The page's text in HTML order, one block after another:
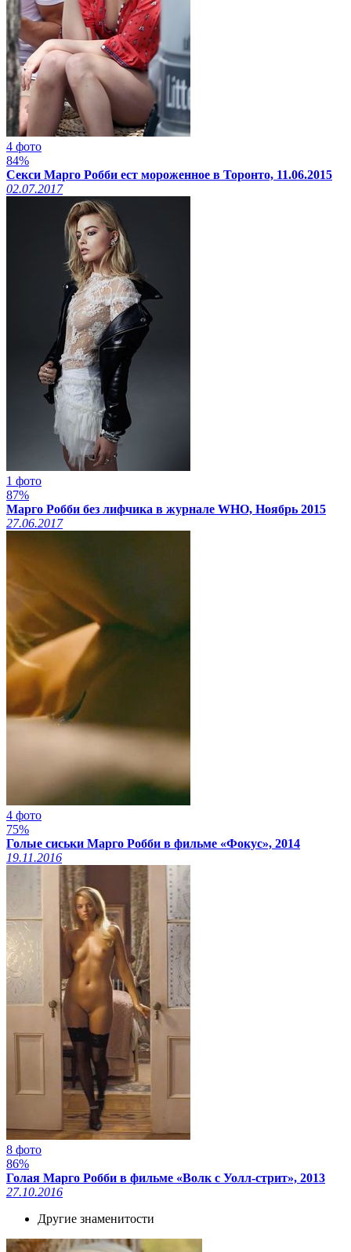
4 фото
84%
Секси Марго Робби ест мороженное в Торонто, 11.06.2015
02.07.2017
1 фото
87%
Марго Робби без лифчика в журнале WHO, Ноябрь 2015
27.06.2017
4 фото
75%
Голые сиськи Марго Робби в фильме «Фокус», 2014
19.11.2016
8 фото
86%
Голая Марго Робби в фильме «Волк с Уолл-стрит», 2013
27.10.2016
Другие знаменитости